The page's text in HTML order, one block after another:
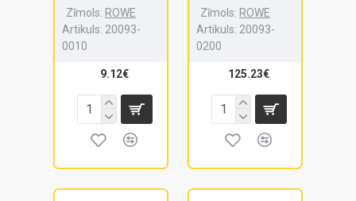
Zīmols: ROWE
Artikuls: 20093-
0010
9.12€
Zīmols: ROWE
Artikuls: 20093-
0200
125.23€